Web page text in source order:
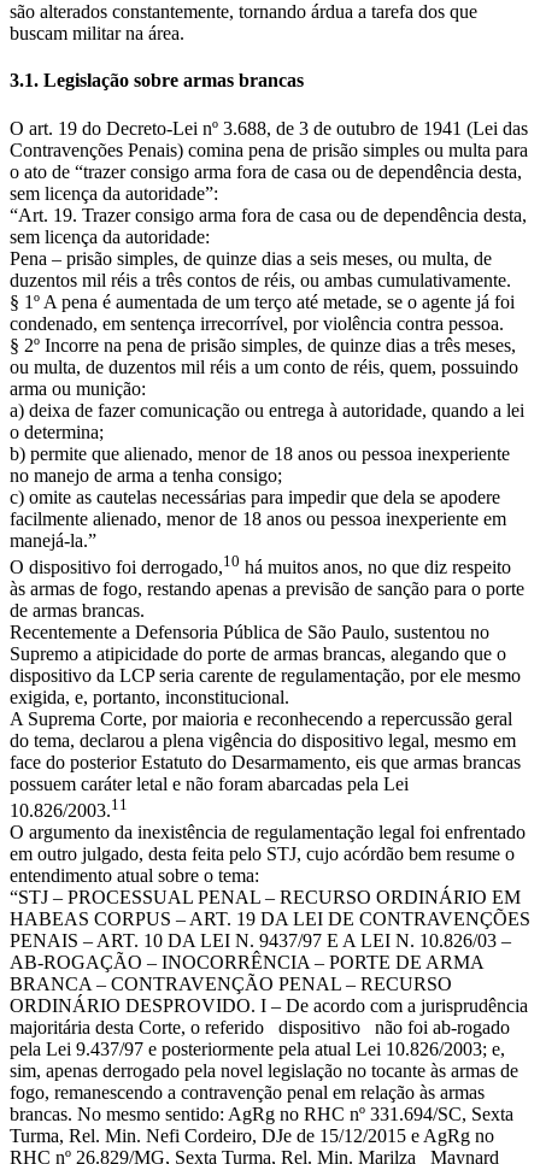
são alterados constantemente, tornando árdua a tarefa dos que
buscam militar na área.
3.1. Legislação sobre armas brancas
O art. 19 do Decreto-Lei nº 3.688, de 3 de outubro de 1941 (Lei das
Contravenções Penais) comina pena de prisão simples ou multa para
o ato de “trazer consigo arma fora de casa ou de dependência desta,
sem licença da autoridade”:
“Art. 19. Trazer consigo arma fora de casa ou de dependência desta,
sem licença da autoridade:
Pena – prisão simples, de quinze dias a seis meses, ou multa, de
duzentos mil réis a três contos de réis, ou ambas cumulativamente.
§ 1º A pena é aumentada de um terço até metade, se o agente já foi
condenado, em sentença irrecorrível, por violência contra pessoa.
§ 2º Incorre na pena de prisão simples, de quinze dias a três meses,
ou multa, de duzentos mil réis a um conto de réis, quem, possuindo
arma ou munição:
a) deixa de fazer comunicação ou entrega à autoridade, quando a lei
o determina;
b) permite que alienado, menor de 18 anos ou pessoa inexperiente
no manejo de arma a tenha consigo;
c) omite as cautelas necessárias para impedir que dela se apodere
facilmente alienado, menor de 18 anos ou pessoa inexperiente em
manejá-la.”
O dispositivo foi derrogado,10 há muitos anos, no que diz respeito
às armas de fogo, restando apenas a previsão de sanção para o porte
de armas brancas.
Recentemente a Defensoria Pública de São Paulo, sustentou no
Supremo a atipicidade do porte de armas brancas, alegando que o
dispositivo da LCP seria carente de regulamentação, por ele mesmo
exigida, e, portanto, inconstitucional.
A Suprema Corte, por maioria e reconhecendo a repercussão geral
do tema, declarou a plena vigência do dispositivo legal, mesmo em
face do posterior Estatuto do Desarmamento, eis que armas brancas
possuem caráter letal e não foram abarcadas pela Lei
10.826/2003.11
O argumento da inexistência de regulamentação legal foi enfrentado
em outro julgado, desta feita pelo STJ, cujo acórdão bem resume o
entendimento atual sobre o tema:
“STJ – PROCESSUAL PENAL – RECURSO ORDINÁRIO EM
HABEAS CORPUS – ART. 19 DA LEI DE CONTRAVENÇÕES
PENAIS – ART. 10 DA LEI N. 9437/97 E A LEI N. 10.826/03 –
AB-ROGAÇÃO – INOCORRÊNCIA – PORTE DE ARMA
BRANCA – CONTRAVENÇÃO PENAL – RECURSO
ORDINÁRIO DESPROVIDO. I – De acordo com a jurisprudência
majoritária desta Corte, o referido dispositivo não foi ab-rogado
pela Lei 9.437/97 e posteriormente pela atual Lei 10.826/2003; e,
sim, apenas derrogado pela novel legislação no tocante às armas de
fogo, remanescendo a contravenção penal em relação às armas
brancas. No mesmo sentido: AgRg no RHC nº 331.694/SC, Sexta
Turma, Rel. Min. Nefi Cordeiro, DJe de 15/12/2015 e AgRg no
RHC nº 26.829/MG, Sexta Turma, Rel. Min. Marilza Maynard